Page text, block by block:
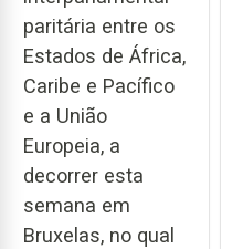
paritária entre os
Estados de África,
Caribe e Pacífico
e a União
Europeia, a
decorrer esta
semana em
Bruxelas, no qual